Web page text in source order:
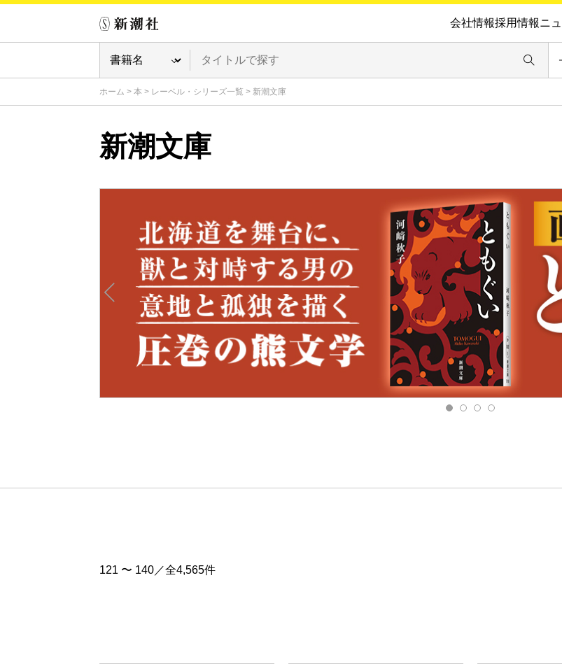
会社情報採用情報ニ
ホーム > 本 > レーベル・シリーズ一覧 > 新潮文庫
新潮文庫
121 〜 140／全4,565件